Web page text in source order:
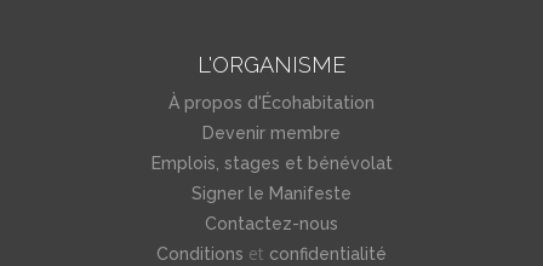
L'ORGANISME
À propos d'Écohabitation
Devenir membre
Emplois, stages et bénévolat
Signer le Manifeste
Contactez-nous
Conditions et confidentialité